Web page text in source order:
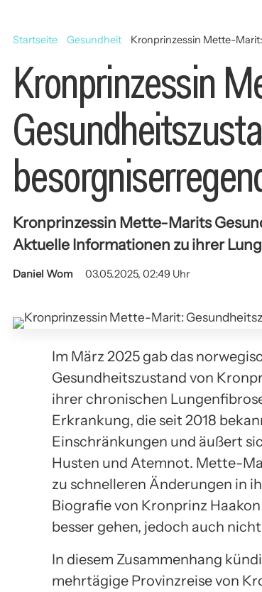
Startseite Gesundheit Kronprinzessin Mette-
Kronprinzessin
Kronprinzessin Mette-Marits
Aktuelle Informationen zu ihrer
Daniel Wom 03.05.2025, 02:49 Uhr
Im März 2025 gab das
Gesundheitszustand von
ihrer chronischen
Erkrankung, die seit 2018
Einschränkungen und äußert
Husten und Atemnot. Mette-
zu schnelleren Änderungen in
Biografie von Kronprinz
besser gehen, jedoch auch
In diesem Zusammenhang
mehrtägige Provinzreise von